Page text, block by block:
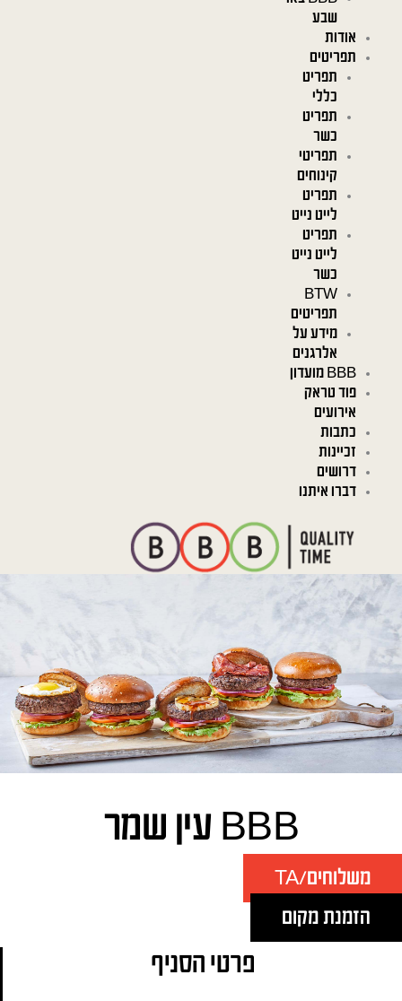
שבע
אודות
תפריטים
תפריט
כללי
תפריט
כשר
תפריטי
קינוחים
תפריט
לייט נייט
תפריט
לייט נייט
כשר
BTW
תפריטים
מידע על
אלרגנים
BBB מועדון
פוד טראק
אירועים
כתבות
זכיינות
דרושים
דברו איתנו
BBB עין שמר
משלוחים/TA
הזמנת מקום
פרטי הסניף